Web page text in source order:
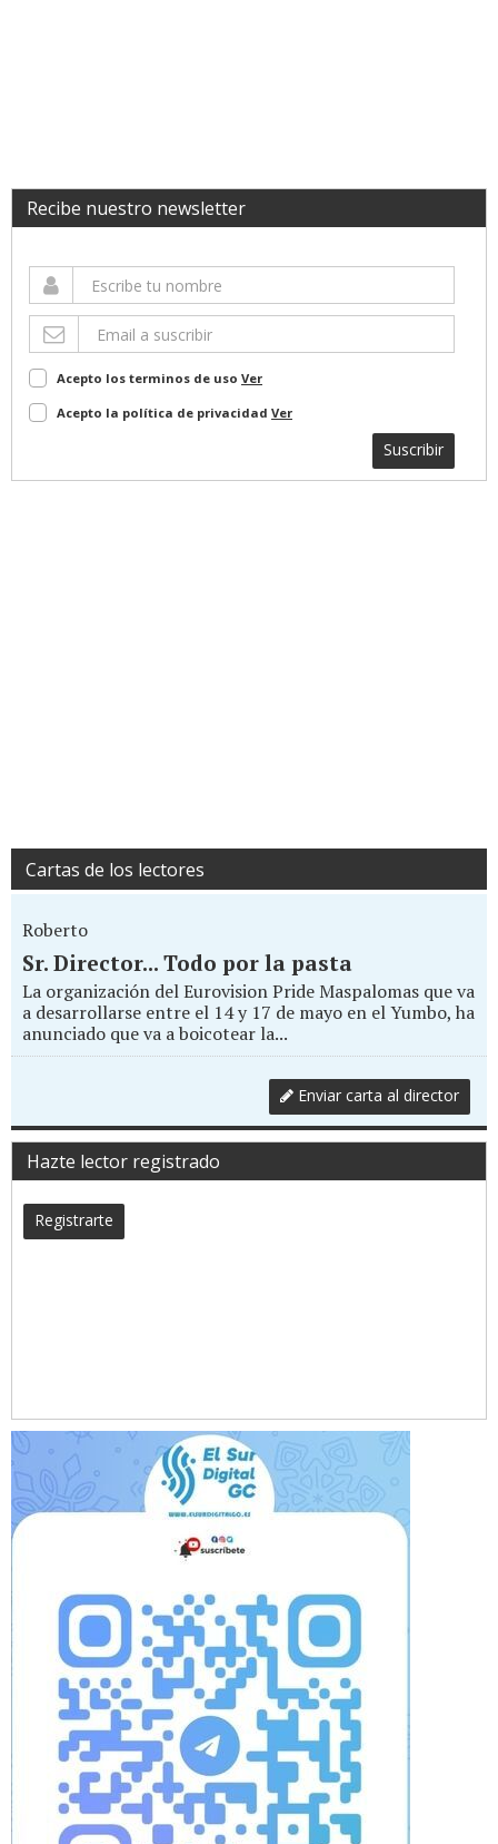
Recibe nuestro newsletter
Acepto los terminos de uso Ver
Acepto la política de privacidad Ver
Suscribir
Cartas de los lectores
Roberto
Sr. Director... Todo por la pasta
La organización del Eurovision Pride Maspalomas que va
a desarrollarse entre el 14 y 17 de mayo en el Yumbo, ha
anunciado que va a boicotear la...
Enviar carta al director
Hazte lector registrado
Registrarte